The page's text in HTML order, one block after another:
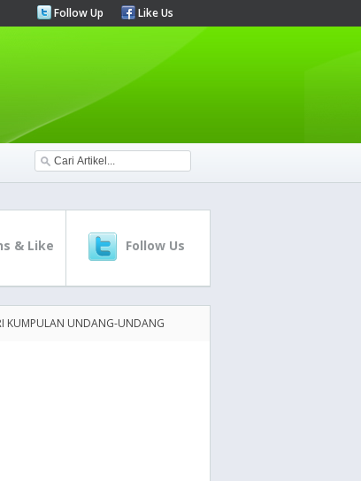
Follow Up Like Us
& Like Follow Us
KUMPULAN UNDANG-UNDANG